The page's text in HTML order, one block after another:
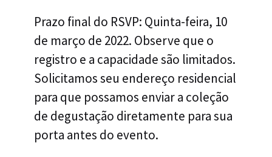
Prazo final do RSVP: Quinta-feira, 10
de março de 2022. Observe que o
registro e a capacidade são limitados.
Solicitamos seu endereço residencial
para que possamos enviar a coleção
de degustação diretamente para sua
porta antes do evento.